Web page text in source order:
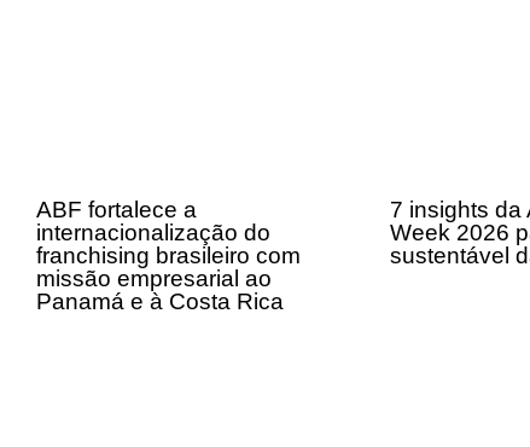
ABF fortalece a
internacionalização do
franchising brasileiro com
missão empresarial ao
Panamá e à Costa Rica
7 insights da
Week 2026
sustentável